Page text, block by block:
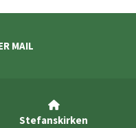
MAIL

Stefanskirken